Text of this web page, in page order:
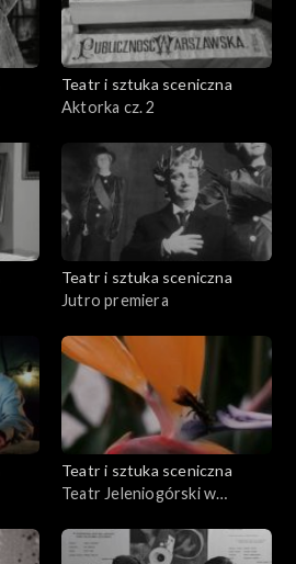
Teatr i sztuka sceniczna
Aktorka cz. 2
Teatr i sztuka sceniczna
Jutro premiera
Teatr i sztuka sceniczna
Teatr Jeleniogórski w